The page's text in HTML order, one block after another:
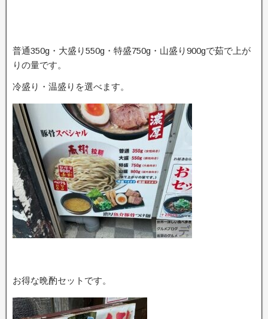
普通350g・大盛り550g・特盛750g・山盛り900gで茹で上が
りの量です。
冷盛り・温盛りを選べます。
お得な晩酌セットです。